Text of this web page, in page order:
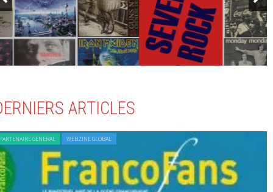
ARTICLES
GENERAL WEBZINE GLOBAL